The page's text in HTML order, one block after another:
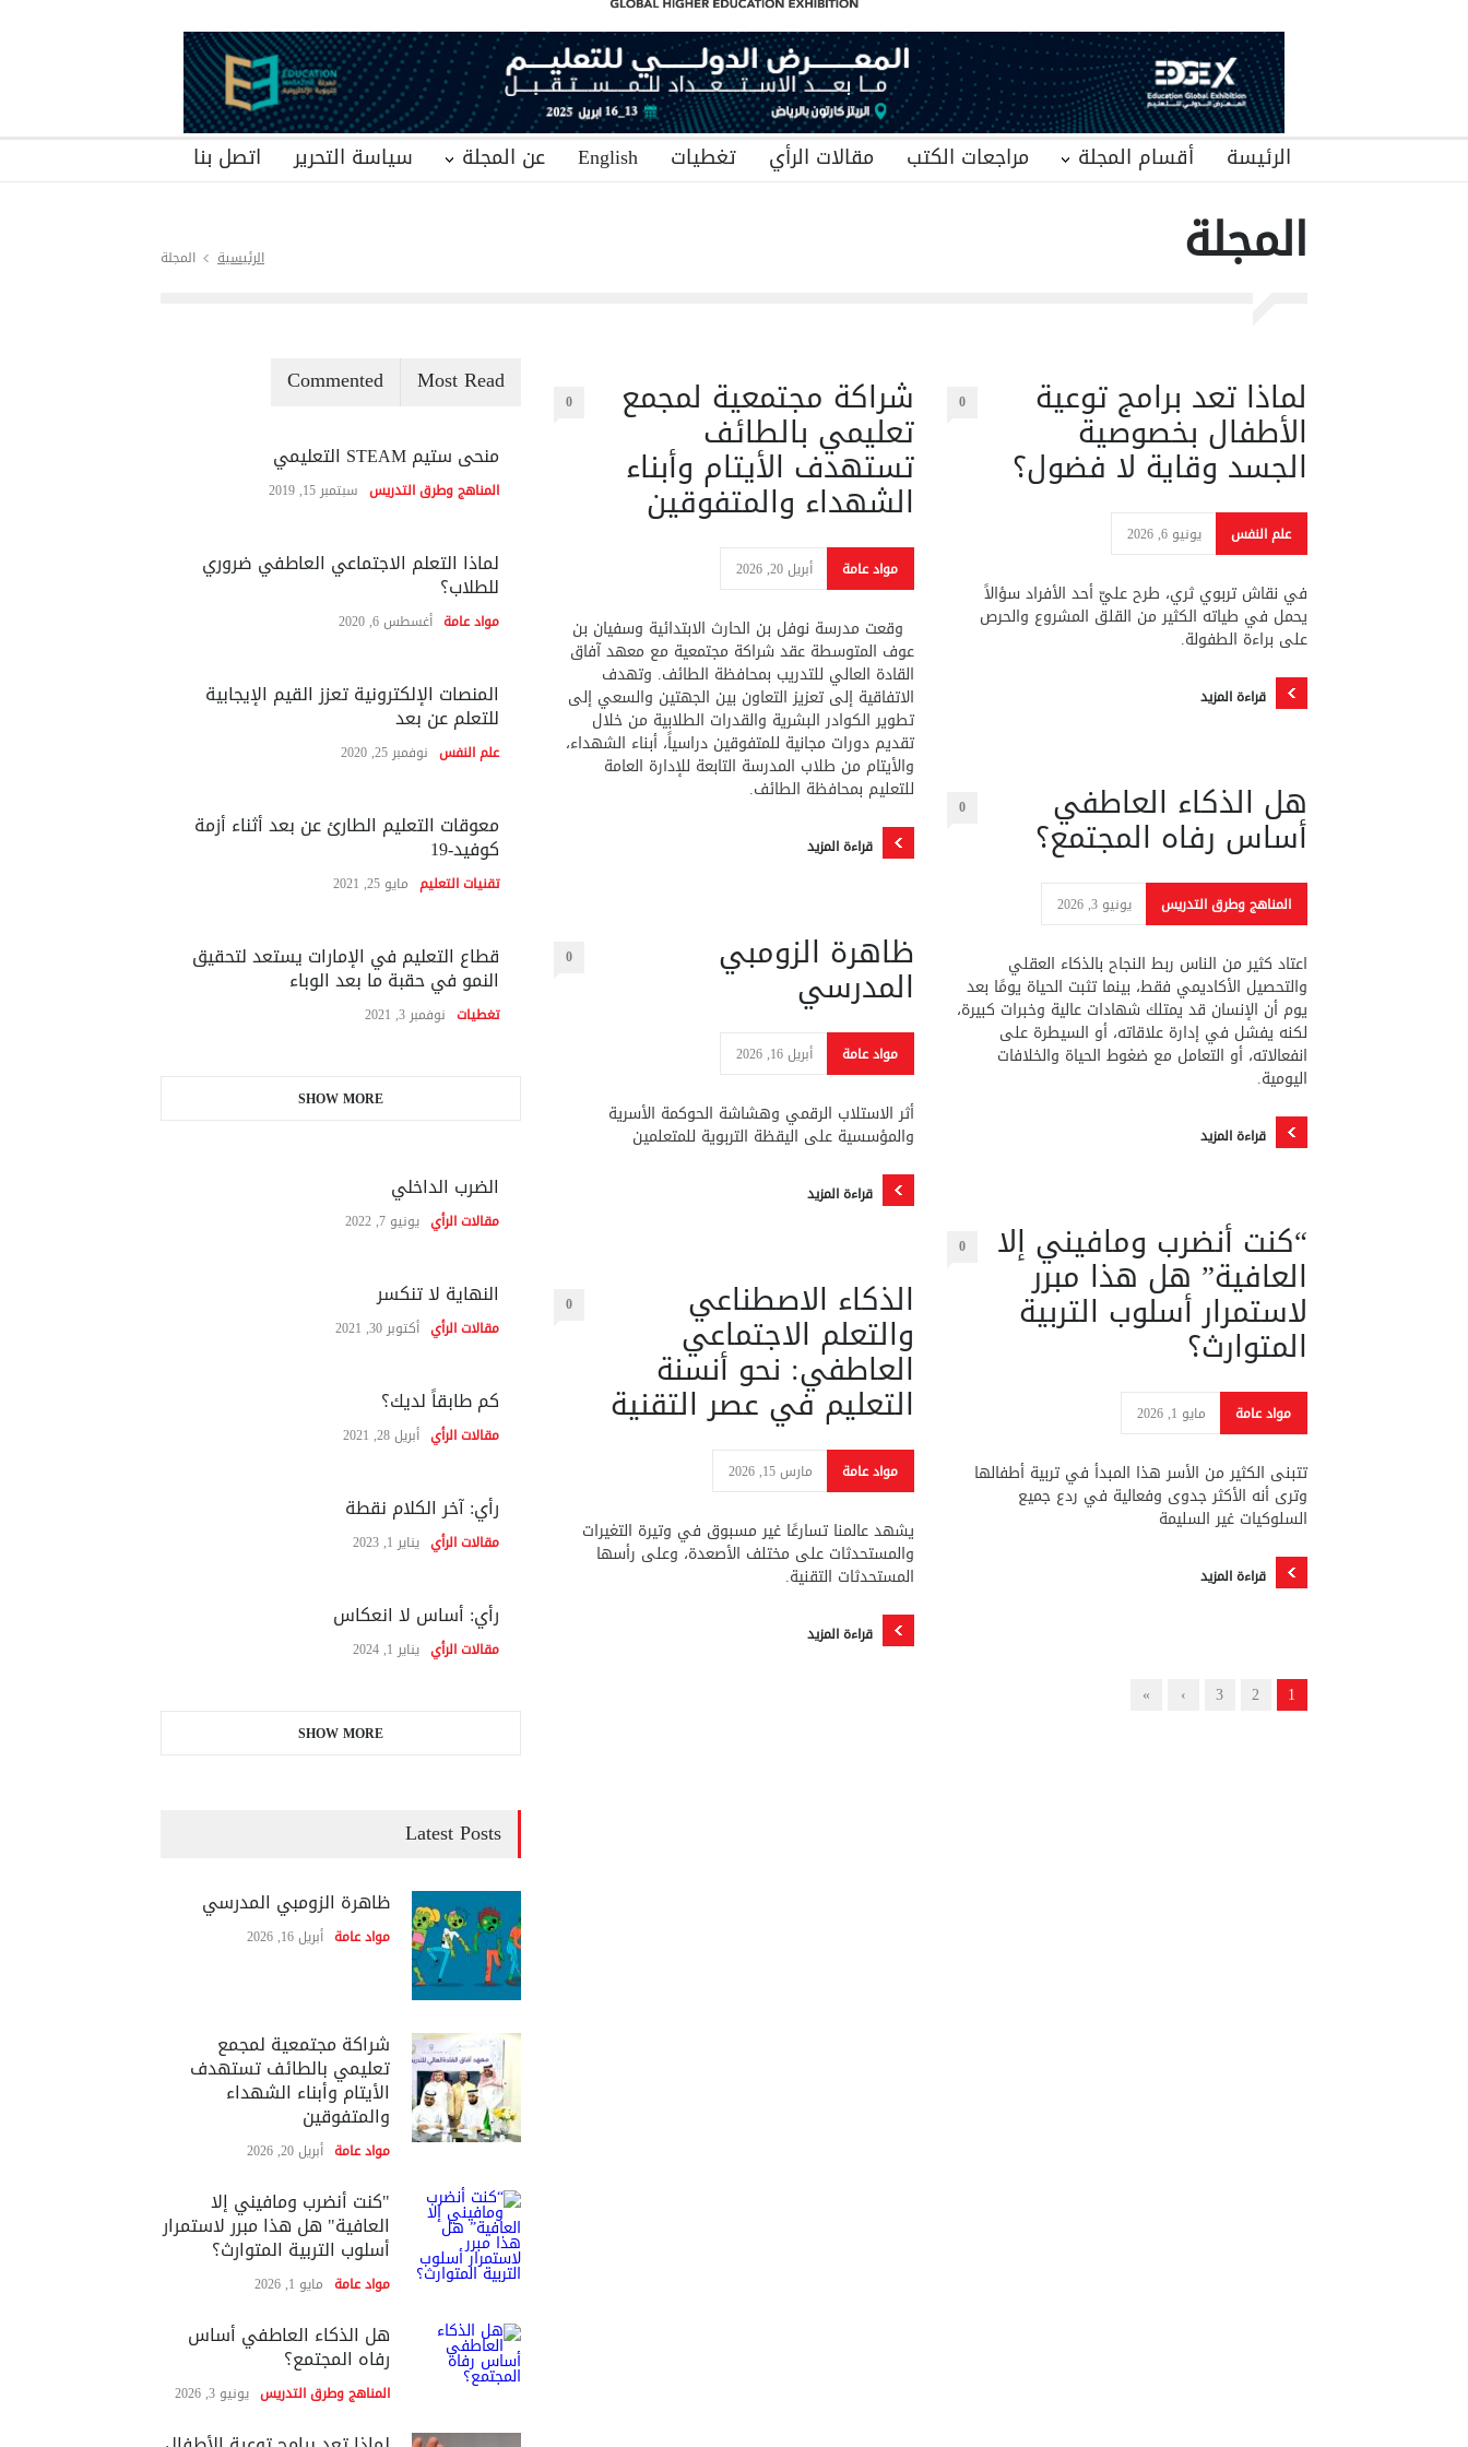
الرئيسة أقسام المجلة مراجعات الكتب مقالات الرأي تغطيات English عن المجلة سياسة التحرير اتصل بنا
المجلة الرئيسية المجلة
لماذا تعد برامج توعية
الأطفال بخصوصية
الجسد وقاية لا فضول؟
0
علم النفس يونيو 6, 2026
في نقاش تربوي ثري، طرح عليّ أحد الأفراد سؤالاً
يحمل في طياته الكثير من القلق المشروع والحرص
على براءة الطفولة.
قراءة المزيد
هل الذكاء العاطفي
أساس رفاه المجتمع؟
0
المناهج وطرق التدريس يونيو 3, 2026
اعتاد كثير من الناس ربط النجاح بالذكاء العقلي
والتحصيل الأكاديمي فقط، بينما تثبت الحياة يومًا بعد
يوم أن الإنسان قد يمتلك شهادات عالية وخبرات كبيرة،
لكنه يفشل في إدارة علاقاته، أو السيطرة على
انفعالاته، أو التعامل مع ضغوط الحياة والخلافات
اليومية.
قراءة المزيد
“كنت أنضرب ومافيني إلا
العافية” هل هذا مبرر
لاستمرار أسلوب التربية
المتوارث؟
0
مواد عامة مايو 1, 2026
تتبنى الكثير من الأسر هذا المبدأ في تربية أطفالها
وترى أنه الأكثر جدوى وفعالية في ردع جميع
السلوكيات غير السليمة
قراءة المزيد
شراكة مجتمعية لمجمع
تعليمي بالطائف
تستهدف الأيتام وأبناء
الشهداء والمتفوقين
0
مواد عامة أبريل 20, 2026
وقعت مدرسة نوفل بن الحارث الابتدائية وسفيان بن
عوف المتوسطة عقد شراكة مجتمعية مع معهد آفاق
القادة العالي للتدريب بمحافظة الطائف. وتهدف
الاتفاقية إلى تعزيز التعاون بين الجهتين والسعي إلى
تطوير الكوادر البشرية والقدرات الطلابية من خلال
تقديم دورات مجانية للمتفوقين دراسياً، أبناء الشهداء،
والأيتام من طلاب المدرسة التابعة للإدارة العامة
للتعليم بمحافظة الطائف.
قراءة المزيد
ظاهرة الزومبي
المدرسي
0
مواد عامة أبريل 16, 2026
أثر الاستلاب الرقمي وهشاشة الحوكمة الأسرية
والمؤسسية على اليقظة التربوية للمتعلمين
قراءة المزيد
الذكاء الاصطناعي
والتعلم الاجتماعي
العاطفي: نحو أنسنة
التعليم في عصر التقنية
0
مواد عامة مارس 15, 2026
يشهد عالمنا تسارعًا غير مسبوق في وتيرة التغيرات
والمستحدثات على مختلف الأصعدة، وعلى رأسها
المستحدثات التقنية.
قراءة المزيد
1
2
3
›
»
Most Read
Commented
منحى ستيم STEAM التعليمي
المناهج وطرق التدريس سبتمبر 15, 2019
لماذا التعلم الاجتماعي العاطفي ضروري
للطلاب؟
مواد عامة أغسطس 6, 2020
المنصات الإلكترونية تعزز القيم الإيجابية
للتعلم عن بعد
علم النفس نوفمبر 25, 2020
معوقات التعليم الطارئ عن بعد أثناء أزمة
كوفيد-19
تقنيات التعليم مايو 25, 2021
قطاع التعليم في الإمارات يستعد لتحقيق
النمو في حقبة ما بعد الوباء
تغطيات نوفمبر 3, 2021
SHOW MORE
الضرب الداخلي
مقالات الرأي يونيو 7, 2022
النهاية لا تنكسر
مقالات الرأي أكتوبر 30, 2021
كم طابقاً لديك؟
مقالات الرأي أبريل 28, 2021
رأي: آخر الكلام نقطة
مقالات الرأي يناير 1, 2023
رأي: أساس لا انعكاس
مقالات الرأي يناير 1, 2024
SHOW MORE
Latest Posts
ظاهرة الزومبي المدرسي
مواد عامة أبريل 16, 2026
شراكة مجتمعية لمجمع
تعليمي بالطائف تستهدف
الأيتام وأبناء الشهداء
والمتفوقين
مواد عامة أبريل 20, 2026
"كنت أنضرب ومافيني إلا
العافية" هل هذا مبرر لاستمرار
أسلوب التربية المتوارث؟
مواد عامة مايو 1, 2026
هل الذكاء العاطفي أساس
رفاه المجتمع؟
المناهج وطرق التدريس يونيو 3, 2026